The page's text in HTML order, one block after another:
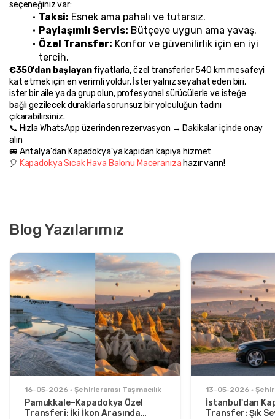
seçeneğiniz var:
Taksi: Esnek ama pahalı ve tutarsız.
Paylaşımlı Servis: Bütçeye uygun ama yavaş.
Özel Transfer: Konfor ve güvenilirlik için en iyi
tercih.
€350'dan başlayan fiyatlarla, özel transferler 540 km mesafeyi
kat etmek için en verimli yoldur. İster yalnız seyahat eden biri,
ister bir aile ya da grup olun, profesyonel sürücülerle ve isteğe
bağlı gezilecek duraklarla sorunsuz bir yolculuğun tadını
çıkarabilirsiniz.
📞 Hızla WhatsApp üzerinden rezervasyon → Dakikalar içinde onay
alın
🚐 Antalya'dan Kapadokya'ya kapıdan kapıya hizmet
🎈 Kapadokya Sıcak Hava Balonu Maceranıza hazır varın!
Blog Yazılarımız
16-05-2026 Şehirlerarası Taşımacılık
Pamukkale–Kapadokya Özel
Transferi: İki İkon Arasında
13-05-2026
İstanbul'dan
Transfer: Şık